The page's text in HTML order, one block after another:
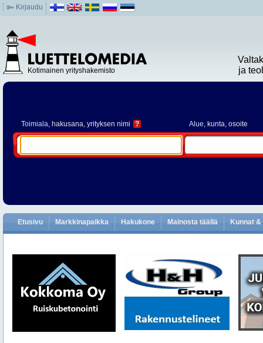
Kirjaudu
Kotimainen yrityshakemisto
ja
Toimiala, hakusana, yrityksen nimi ? Alue, kunta, osoite
Etusivu Markkinapaikka Hakukone Mainosta täällä Kunnat